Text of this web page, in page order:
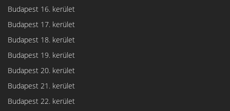
Budapest 16. kerület
Budapest 17. kerület
Budapest 18. kerület
Budapest 19. kerület
Budapest 20. kerület
Budapest 21. kerület
Budapest 22. kerület